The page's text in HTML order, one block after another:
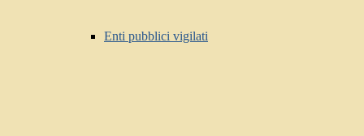
Enti pubblici vigilati